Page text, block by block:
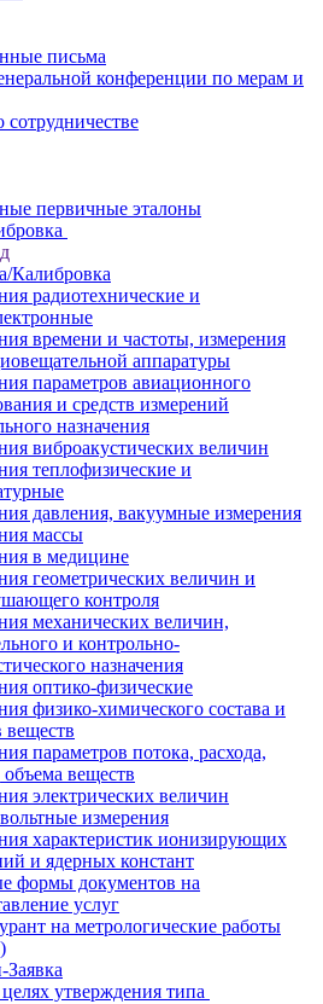
письма
конференции по мерам и
первичные эталоны
Калибровка
радиотехнические и
времени и частоты, измерения
аппаратуры
параметров авиационного
и средств измерений
назначения
виброакустических величин
теплофизические и
давления, вакуумные измерения
массы
в медицине
геометрических величин и
контроля
механических величин,
и контрольно-
назначения
оптико-физические
физико-химического состава и
веществ
параметров потока, расхода,
веществ
электрических величин
измерения
характеристик ионизирующих
и ядерных констант
формы документов на
услуг
на метрологические работы
утверждения типа